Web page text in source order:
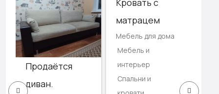
Продаётся
диван.
матрацем
Мебель для дома
Мебель и
интерьер
Спальни и